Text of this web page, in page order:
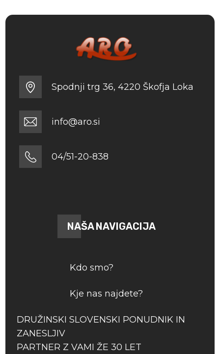
Spodnji trg 36, 4220 Škofja Loka
info@aro.si
04/51-20-838
NAŠA NAVIGACIJA
Kdo smo?
Kje nas najdete?
DRUŽINSKI SLOVENSKI PONUDNIK IN
ZANESLJIV
PARTNER Z VAMI ŽE 30 LET